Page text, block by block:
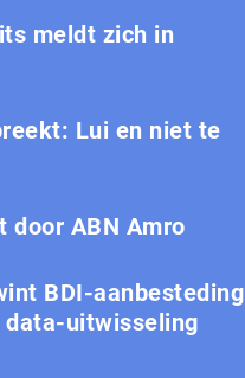
meldt zich in
Lui en niet te
door ABN Amro
BDI-aanbesteding
uitwisseling